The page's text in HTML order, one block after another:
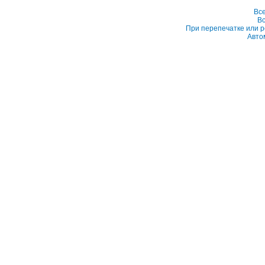
При перепечатке или